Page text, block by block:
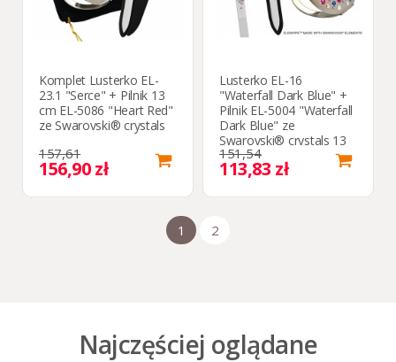
Komplet Lusterko EL-
23.1 "Serce" + Pilnik 13
cm EL-5086 "Heart Red"
ze Swarovski® crystals
157,61
156,90 zł
Lusterko EL-16
"Waterfall Dark Blue" +
Pilnik EL-5004 "Waterfall
Dark Blue" ze
Swarovski® crystals 13
cm
151,54
113,83 zł
1 2
Najczęściej oglądane